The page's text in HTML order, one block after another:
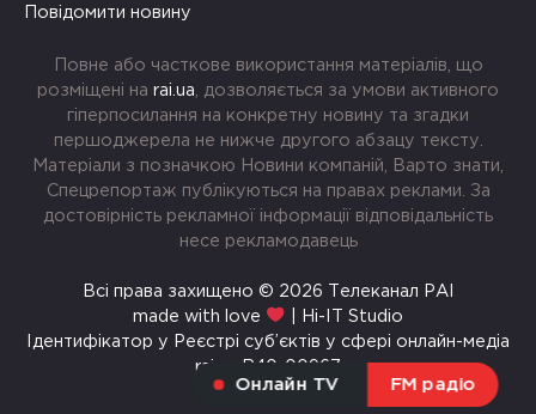
Онлайн TV FM радіо
Повідомити новину
Повне або часткове використання матеріалів, що
розміщені на rai.ua , дозволяється за умови активного
гіперпосилання на конкретну новину та згадки
першоджерела не нижче другого абзацу тексту.
Матеріали з позначкою Новини компаній, Варто знати,
Спецрепортаж публікуються на правах реклами. За
достовірність рекламної інформації відповідальність
несе рекламодавець
Всі права захищено © 2026 Телеканал РАІ
made with love
| Hi-IT Studio
Ідентифікатор у Реєстрі суб’єктів у сфері онлайн-медіа
rai.ua R40-00967